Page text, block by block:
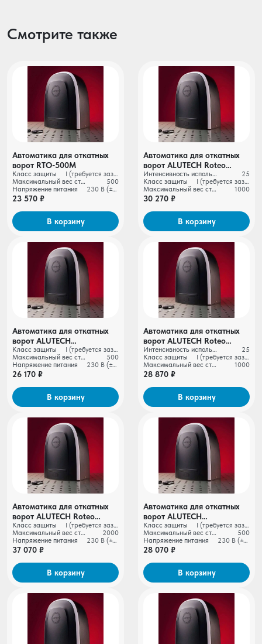
Смотрите также
Автоматика для откатных
ворот RTO-500М
Класс защиты
I (требуется заземление)
Максимальный вес створки ворот, кг
500
Напряжение питания
230 В (±10%)
23 570 ₽
В корзину
Автоматика для откатных
ворот ALUTECH Roteo
RTO‑1000MKIT + рейка
ROA8 (5 шт.)
Интенсивность использования
25
Класс защиты
I (требуется заземление)
Максимальный вес створки ворот, кг
1000
30 270 ₽
В корзину
Автоматика для откатных
ворот ALUTECH
RTO‑500MKIT + проводные
фотоэлементы LM‑L
Класс защиты
I (требуется заземление)
Максимальный вес створки ворот, кг
500
Напряжение питания
230 В (±10%)
26 170 ₽
В корзину
Автоматика для откатных
ворот ALUTECH Roteo
RTO‑1000MKIT + проводные
фотоэлементы LM‑L
Интенсивность использования
25
Класс защиты
I (требуется заземление)
Максимальный вес створки ворот, кг
1000
28 870 ₽
В корзину
Автоматика для откатных
ворот ALUTECH Roteo
RTO‑2000MKIT +
проводные фотоэлементы
LM‑L
Класс защиты
I (требуется заземление)
Максимальный вес створки ворот, кг
2000
Напряжение питания
230 В (±10%)
37 070 ₽
В корзину
Автоматика для откатных
ворот ALUTECH
RTO‑500MKIT +
беспроводные
фотоэлементы LM‑LB
Класс защиты
I (требуется заземление)
Максимальный вес створки ворот, кг
500
Напряжение питания
230 В (±10%)
28 070 ₽
В корзину